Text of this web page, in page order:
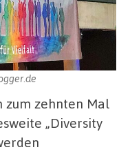
zum zehnten Mal
„Diversity